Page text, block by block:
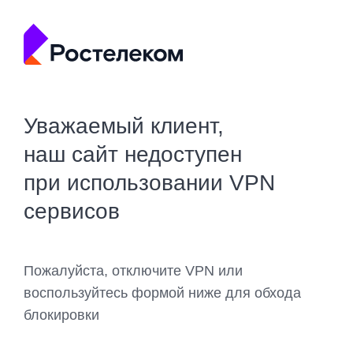
Уважаемый клиент,
наш сайт недоступен
при использовании VPN
сервисов
Пожалуйста, отключите VPN или
воспользуйтесь формой ниже для обхода
блокировки